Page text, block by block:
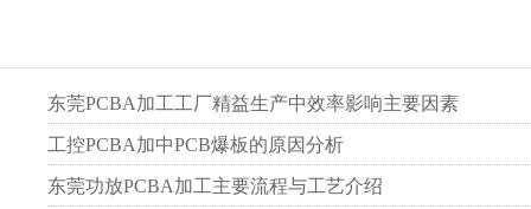
东莞PCBA加工工厂精益生产中效率影响主要因素
工控PCBA加中PCB爆板的原因分析
东莞功放PCBA加工主要流程与工艺介绍